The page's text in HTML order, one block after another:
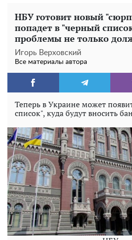
НБУ готовит новый
попадет в "черный
проблемы не только
Игорь Верховский
Все материалы автора
Теперь в Украине может
список", куда будут вносить